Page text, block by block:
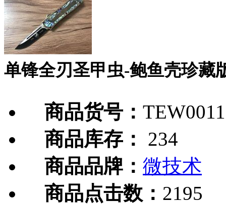
单锋全刃圣甲虫-鲍鱼壳珍藏
商品货号：
商品库存：
234
商品品牌： 微技术
商品点击数： 2195